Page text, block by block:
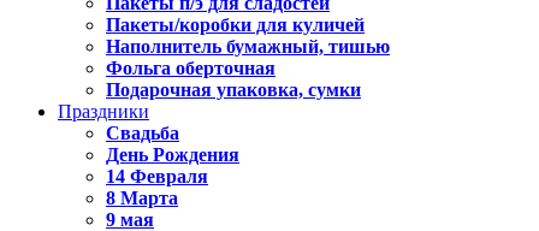
Пакеты/коробки для куличей
Наполнитель бумажный, тишью
Фольга оберточная
Подарочная упаковка, сумки
Праздники
Свадьба
День Рождения
14 Февраля
8 Марта
9 мая